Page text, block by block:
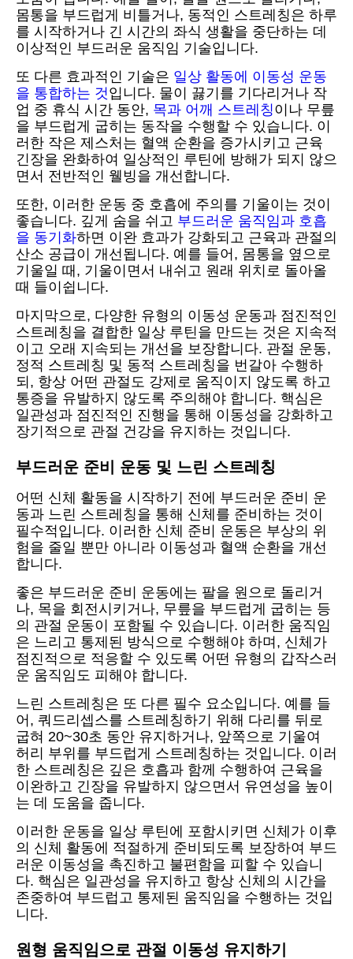
몸통을 부드럽게 비틀거나, 동적인 스트레칭은 하루
를 시작하거나 긴 시간의 좌식 생활을 중단하는 데
이상적인 부드러운 움직임 기술입니다.
또 다른 효과적인 기술은 일상 활동에 이동성 운동
을 통합하는 것입니다. 물이 끓기를 기다리거나 작
업 중 휴식 시간 동안, 목과 어깨 스트레칭이나 무릎
을 부드럽게 굽히는 동작을 수행할 수 있습니다. 이
러한 작은 제스처는 혈액 순환을 증가시키고 근육
긴장을 완화하여 일상적인 루틴에 방해가 되지 않으
면서 전반적인 웰빙을 개선합니다.
또한, 이러한 운동 중 호흡에 주의를 기울이는 것이
좋습니다. 깊게 숨을 쉬고 부드러운 움직임과 호흡
을 동기화하면 이완 효과가 강화되고 근육과 관절의
산소 공급이 개선됩니다. 예를 들어, 몸통을 옆으로
기울일 때, 기울이면서 내쉬고 원래 위치로 돌아올
때 들이쉽니다.
마지막으로, 다양한 유형의 이동성 운동과 점진적인
스트레칭을 결합한 일상 루틴을 만드는 것은 지속적
이고 오래 지속되는 개선을 보장합니다. 관절 운동,
정적 스트레칭 및 동적 스트레칭을 번갈아 수행하
되, 항상 어떤 관절도 강제로 움직이지 않도록 하고
통증을 유발하지 않도록 주의해야 합니다. 핵심은
일관성과 점진적인 진행을 통해 이동성을 강화하고
장기적으로 관절 건강을 유지하는 것입니다.
부드러운 준비 운동 및 느린 스트레칭
어떤 신체 활동을 시작하기 전에 부드러운 준비 운
동과 느린 스트레칭을 통해 신체를 준비하는 것이
필수적입니다. 이러한 신체 준비 운동은 부상의 위
험을 줄일 뿐만 아니라 이동성과 혈액 순환을 개선
합니다.
좋은 부드러운 준비 운동에는 팔을 원으로 돌리거
나, 목을 회전시키거나, 무릎을 부드럽게 굽히는 등
의 관절 운동이 포함될 수 있습니다. 이러한 움직임
은 느리고 통제된 방식으로 수행해야 하며, 신체가
점진적으로 적응할 수 있도록 어떤 유형의 갑작스러
운 움직임도 피해야 합니다.
느린 스트레칭은 또 다른 필수 요소입니다. 예를 들
어, 쿼드리셉스를 스트레칭하기 위해 다리를 뒤로
굽혀 20~30초 동안 유지하거나, 앞쪽으로 기울여
허리 부위를 부드럽게 스트레칭하는 것입니다. 이러
한 스트레칭은 깊은 호흡과 함께 수행하여 근육을
이완하고 긴장을 유발하지 않으면서 유연성을 높이
는 데 도움을 줍니다.
이러한 운동을 일상 루틴에 포함시키면 신체가 이후
의 신체 활동에 적절하게 준비되도록 보장하여 부드
러운 이동성을 촉진하고 불편함을 피할 수 있습니
다. 핵심은 일관성을 유지하고 항상 신체의 시간을
존중하여 부드럽고 통제된 움직임을 수행하는 것입
니다.
원형 움직임으로 관절 이동성 유지하기